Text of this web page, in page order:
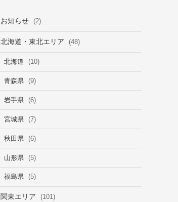
お知らせ (2)
北海道・東北エリア (48)
北海道 (10)
青森県 (9)
岩手県 (6)
宮城県 (7)
秋田県 (6)
山形県 (5)
福島県 (5)
関東エリア (101)